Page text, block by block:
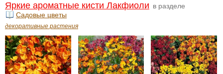
Яркие ароматные кисти Лакфиоли в разделе
Садовые цветы
декоративные растения